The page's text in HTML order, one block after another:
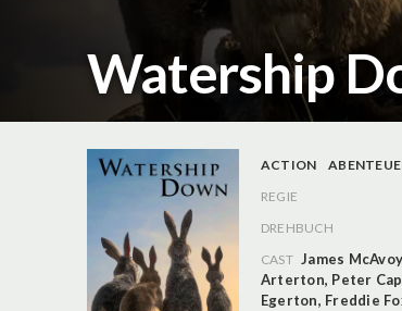
Watership
ACTION
REGIE
DREHBUCH
CAST James McAvoy
Arterton, Peter
Egerton, Freddie